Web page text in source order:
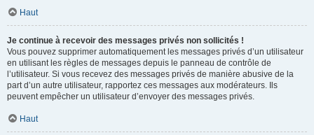
Haut
Je continue à recevoir des messages privés non sollicités !
Vous pouvez supprimer automatiquement les messages privés d’un utilisateur
en utilisant les règles de messages depuis le panneau de contrôle de
l’utilisateur. Si vous recevez des messages privés de manière abusive de la
part d’un autre utilisateur, rapportez ces messages aux modérateurs. Ils
peuvent empêcher un utilisateur d’envoyer des messages privés.
Haut